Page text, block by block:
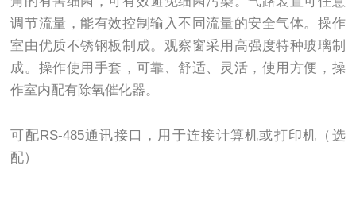
调节流量，能有效控制输入不同流量的安全气体。操作
室由优质不锈钢板制成。观察窗采用高强度特种玻璃制
成。操作使用手套，可靠、舒适、灵活，使用方便，操
作室内配有除氧催化器。
可配RS-485通讯接口，用于连接计算机或打印机（选
配）